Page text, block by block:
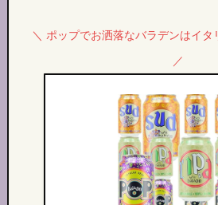
＼ ポップでお洒落なバラデンはイ
／